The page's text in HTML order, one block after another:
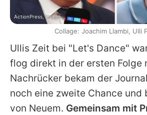
Ullis Zeit bei "Let's Dance"
flog direkt in der ersten Folge
Nachrücker bekam der
noch eine zweite Chance und
von Neuem. Gemeinsam mit
ActionPress, Imago
Collage: Joachim Llambi, Ulli